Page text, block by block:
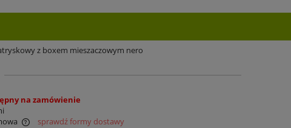
z boxem mieszaczowym nero
na zamówienie
sprawdź formy dostawy